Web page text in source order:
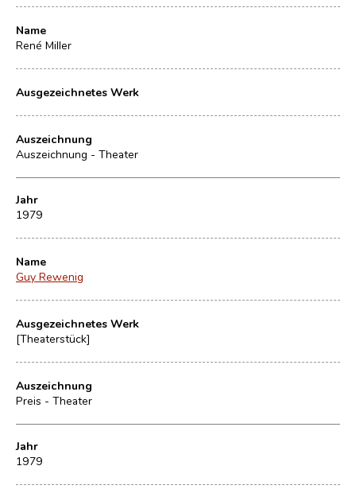
Name
René Miller
Ausgezeichnetes Werk
Auszeichnung
Auszeichnung - Theater
Jahr
1979
Name
Guy Rewenig
Ausgezeichnetes Werk
[Theaterstück]
Auszeichnung
Preis - Theater
Jahr
1979